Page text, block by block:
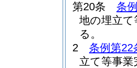
第20条
条
地の埋立て
る。
2
条例第22
立て等事業